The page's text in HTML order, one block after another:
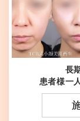
長
患者様一